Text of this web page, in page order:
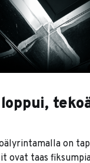
on
ovat taas